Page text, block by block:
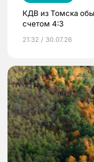
КДВ из Томска
счетом 4:3
21:32 / 30.07.26